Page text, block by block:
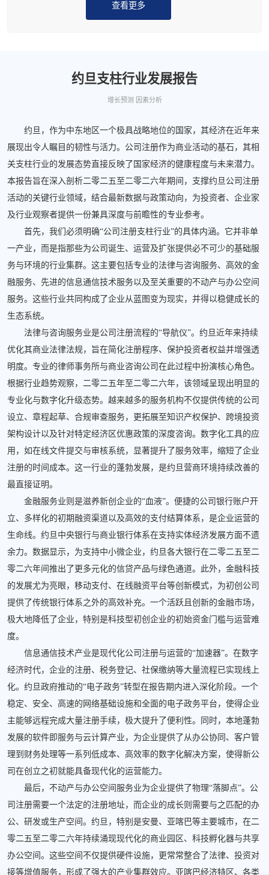
查看更多
约旦支柱行业发展报告
增长预测 因素分析
约旦，作为中东地区一个极具战略地位的国家，其经济在近年来
展现出令人瞩目的韧性与活力。公司注册作为商业活动的基石，其相
关支柱行业的发展态势直接反映了国家经济的健康程度与未来潜力。
本报告旨在深入剖析二零二五至二零二六年期间，支撑约旦公司注册
活动的关键行业领域，结合最新数据与政策动向，为投资者、企业家
及行业观察者提供一份兼具深度与前瞻性的专业参考。
首先，我们必须明确“公司注册支柱行业”的具体内涵。它并非单
一产业，而是指那些为公司诞生、运营及扩张提供必不可少的基础服
务与环境的行业集群。这主要包括专业的法律与咨询服务、高效的金
融服务、先进的信息通信技术服务以及至关重要的不动产与办公空间
服务。这些行业共同构成了企业从蓝图变为现实，并得以稳健成长的
生态系统。
法律与咨询服务业是公司注册流程的“导航仪”。约旦近年来持续
优化其商业法律法规，旨在简化注册程序、保护投资者权益并增强透
明度。专业的律师事务所与商业咨询公司在此过程中扮演核心角色。
根据行业趋势观察，二零二五年至二零二六年，该领域呈现出明显的
专业化与数字化升级态势。越来越多的服务机构不仅提供传统的公司
设立、章程起草、合规审查服务，更拓展至知识产权保护、跨境投资
架构设计以及针对特定经济区优惠政策的深度咨询。数字化工具的应
用，如在线文件提交与审核系统，显著提升了服务效率，缩短了企业
注册的时间成本。这一行业的蓬勃发展，是约旦营商环境持续改善的
最直接证明。
金融服务业则是滋养新创企业的“血液”。便捷的公司银行账户开
立、多样化的初期融资渠道以及高效的支付结算体系，是企业运营的
生命线。约旦中央银行与商业银行体系在支持实体经济发展方面不遗
余力。数据显示，为支持中小微企业，约旦各大银行在二零二五至二
零二六年间推出了更多元化的信贷产品与绿色通道。此外，金融科技
的发展尤为亮眼，移动支付、在线融资平台等创新模式，为初创公司
提供了传统银行体系之外的高效补充。一个活跃且创新的金融市场，
极大地降低了企业，特别是科技型初创企业的初始资金门槛与运营难
度。
信息通信技术产业是现代化公司注册与运营的“加速器”。在数字
经济时代，企业的注册、税务登记、社保缴纳等大量流程已实现线上
化。约旦政府推动的“电子政务”转型在报告期内进入深化阶段。一个
稳定、安全、高速的网络基础设施和全面的电子政务平台，使得企业
主能够远程完成大量注册手续，极大提升了便利性。同时，本地蓬勃
发展的软件即服务与云计算产业，为企业提供了从办公协同、客户管
理到财务处理等一系列低成本、高效率的数字化解决方案，使得新公
司在创立之初就能具备现代化的运营能力。
最后，不动产与办公空间服务业为企业提供了物理“落脚点”。公
司注册需要一个法定的注册地址，而企业的成长则需要与之匹配的办
公、研发或生产空间。约旦，特别是安曼、亚喀巴等主要城市，在二
零二五至二零二六年持续涌现现代化的商业园区、科技孵化器与共享
办公空间。这些空间不仅提供硬件设施，更常常整合了法律、投资对
接等增值服务，形成了强大的产业集群效应。亚喀巴经济特区、各类